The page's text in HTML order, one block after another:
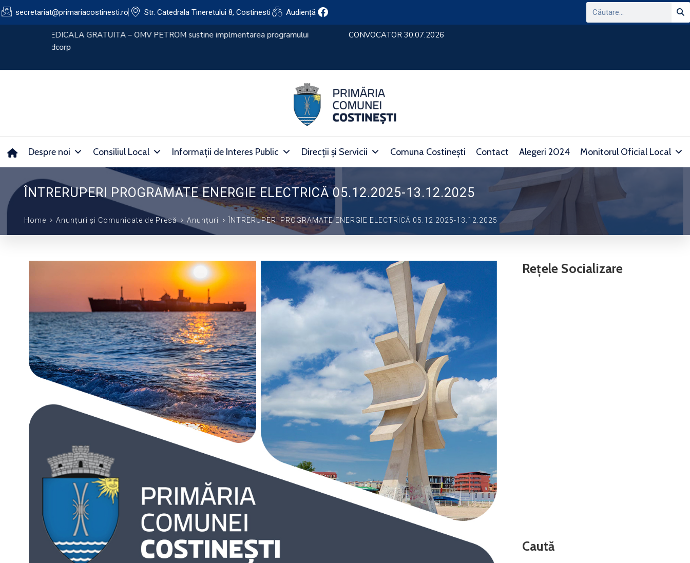
secretariat@primariacostinesti.ro​ Str. Catedrala Tineretului 8, Costinesti Audiență
CONVOCATOR 30.07.2026
Despre noi Consiliul Local Informații de Interes Public Direcții și Servicii Comuna Costinești Contact Alegeri 2024 Monitorul Oficial Local
ÎNTRERUPERI PROGRAMATE ENERGIE ELECTRICĂ 05.12.2025-13.12.2025
Home Anunțuri și Comunicate de Presă Anunțuri ÎNTRERUPERI PROGRAMATE ENERGIE ELECTRICĂ 05.12.2025-13.12.2025
Rețele Socializare
Caută